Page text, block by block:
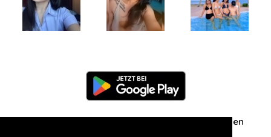
Zuschriften/Erfahrungen